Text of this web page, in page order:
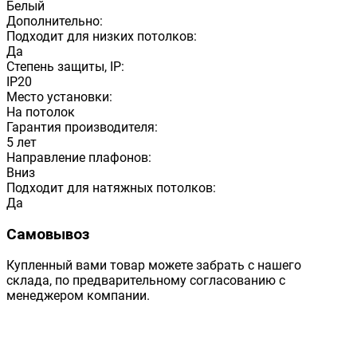
Белый
Дополнительно:
Подходит для низких потолков:
Да
Степень защиты, IP:
IP20
Место установки:
На потолок
Гарантия производителя:
5 лет
Направление плафонов:
Вниз
Подходит для натяжных потолков:
Да
Самовывоз
Купленный вами товар можете забрать с нашего
склада, по предварительному согласованию с
менеджером компании.